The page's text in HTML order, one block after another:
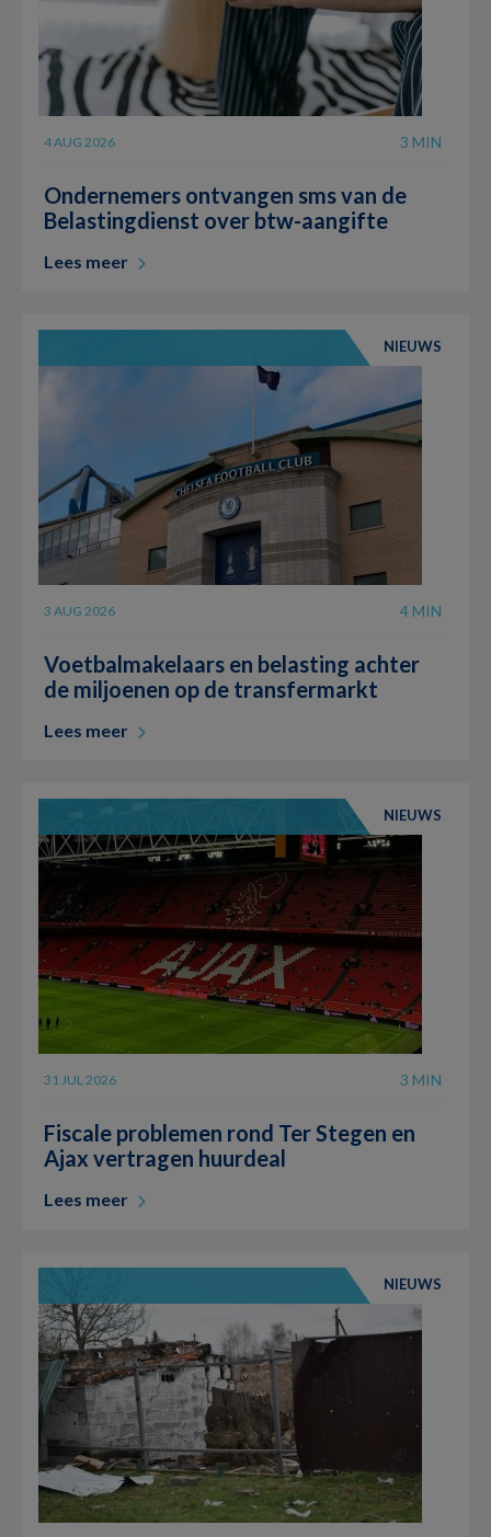
4 AUG 2026 3 MIN
Ondernemers ontvangen sms van de
Belastingdienst over btw-aangifte
Lees meer
NIEUWS
3 AUG 2026 4 MIN
Voetbalmakelaars en belasting achter
de miljoenen op de transfermarkt
Lees meer
NIEUWS
31 JUL 2026 3 MIN
Fiscale problemen rond Ter Stegen en
Ajax vertragen huurdeal
Lees meer
NIEUWS